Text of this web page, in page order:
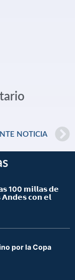
NOTICIA
100 𝗺𝗶𝗹𝗹𝗮𝘀 𝗱𝗲
𝗔𝗻𝗱𝗲𝘀 𝗰𝗼𝗻 𝗲𝗹
por la Copa